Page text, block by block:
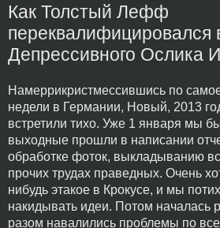
Как Толстый Лефф
переквалифицировался
Депрессивного Ослика
Намеррикристмессившись по
недели в Германии, Новый, 2013
встретили тихо. Уже 1 января мы
выходные прошли в написании
обработке фоток, выкладыванию
прочих трудах праведных. Очень
нибудь этакое в Крокусе, и мы
накидывать идеи. Потом началась
разом навалились проблемы по